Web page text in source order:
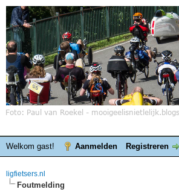
Welkom gast! Aanmelden Registreren
ligfietsers.nl
Foutmelding